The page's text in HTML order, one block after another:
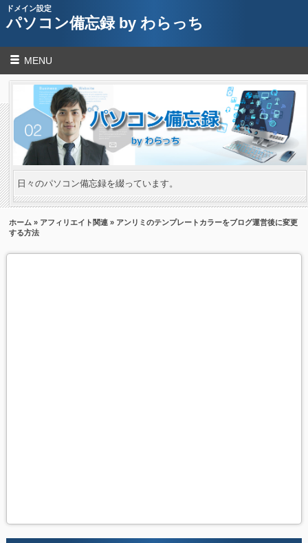
ドメイン設定
パソコン備忘録 by わらっち
MENU
日々のパソコン備忘録を綴っています。
ホーム » アフィリエイト関連 » アンリミのテンプレートカラーをブログ運営後に変更
する方法